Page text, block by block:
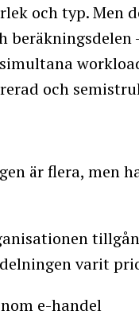
och typ. Men
och
är flera, men
varit
e-handel